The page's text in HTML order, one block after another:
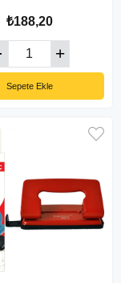
₺188,20
Sepete Ekle